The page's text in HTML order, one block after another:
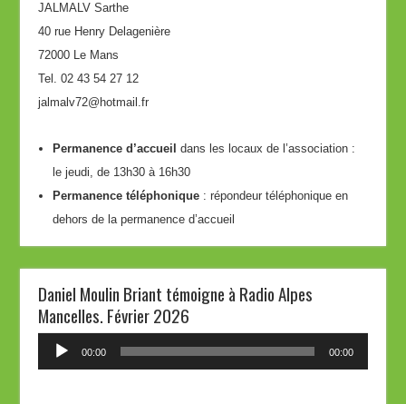
JALMALV Sarthe
40 rue Henry Delagenière
72000 Le Mans
Tel. 02 43 54 27 12
jalmalv72@hotmail.fr
Permanence d’accueil dans les locaux de l’association :
le jeudi, de 13h30 à 16h30
Permanence téléphonique : répondeur téléphonique en
dehors de la permanence d’accueil
Daniel Moulin Briant témoigne à Radio Alpes
Mancelles. Février 2026
Lecteur
00:00 00:00